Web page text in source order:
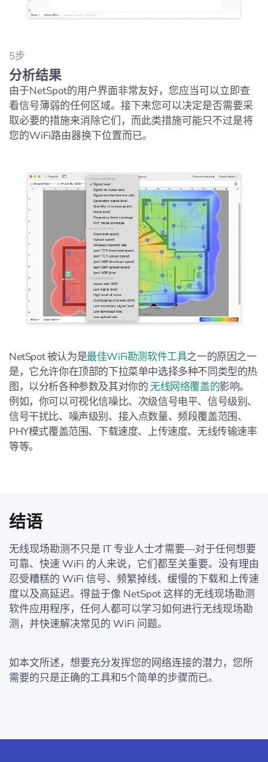
5步
分析结果
由于NetSpot的用户界面非常友好，您应当可以立即查
看信号薄弱的任何区域。接下来您可以决定是否需要采
取必要的措施来消除它们，而此类措施可能只不过是将
您的WiFi路由器换下位置而已。
NetSpot 被认为是最佳WiFi勘测软件工具之一的原因之一
是，它允许你在顶部的下拉菜单中选择多种不同类型的热
图，以分析各种参数及其对你的无线网络覆盖的影响。
例如，你可以可视化信噪比、次级信号电平、信号级别、
信号干扰比、噪声级别、接入点数量、频段覆盖范围、
PHY模式覆盖范围、下载速度、上传速度、无线传输速率
等等。
结语
无线现场勘测不只是 IT 专业人士才需要—对于任何想要
可靠、快速 WiFi 的人来说，它们都至关重要。没有理由
忍受糟糕的 WiFi 信号、频繁掉线、缓慢的下载和上传速
度以及高延迟。得益于像 NetSpot 这样的无线现场勘测
软件应用程序，任何人都可以学习如何进行无线现场勘
测，并快速解决常见的 WiFi 问题。
如本文所述，想要充分发挥您的网络连接的潜力，您所
需要的只是正确的工具和5个简单的步骤而已。